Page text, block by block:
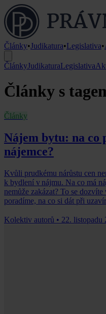
Články•Judikatura•Legislativa•
ČlánkyJudikaturaLegislativa
Články s
Články
Nájem bytu: na co
nájemce?
Kvůli prudkému nárůstu cen
k bydlení v nájmu. Na co má
nemůže zakázat? To se
poradíme, na co si dát při
Kolektiv autorů • 22. listopadu